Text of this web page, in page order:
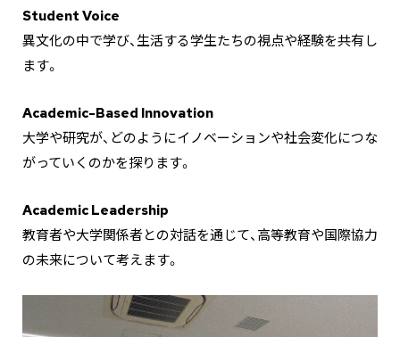
Student Voice
異文化の中で学び、生活する学生たちの視点や経験を共有し
ます。
Academic-Based Innovation
大学や研究が、どのようにイノベーションや社会変化につな
がっていくのかを探ります。
Academic Leadership
教育者や大学関係者との対話を通じて、高等教育や国際協力
の未来について考えます。